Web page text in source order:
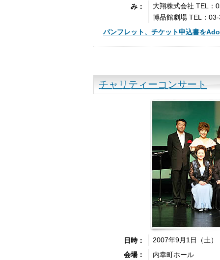
み：
大翔株式会社 TEL：
博品館劇場 TEL：
パンフレット、チケット申込書を
チャリティーコンサート
日時：
2007年9月1日（土）
会場：
内幸町ホール